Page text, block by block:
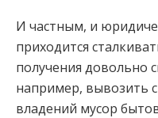
И частным, и
приходится
получения довольно
например, вывозить
владений мусор